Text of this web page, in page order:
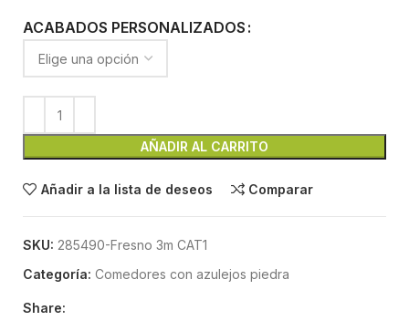
ACABADOS PERSONALIZADOS
AÑADIR AL CARRITO
Añadir a la lista de deseos Comparar
SKU: 285490-Fresno 3m CAT1
Categoría: Comedores con azulejos piedra
Share: